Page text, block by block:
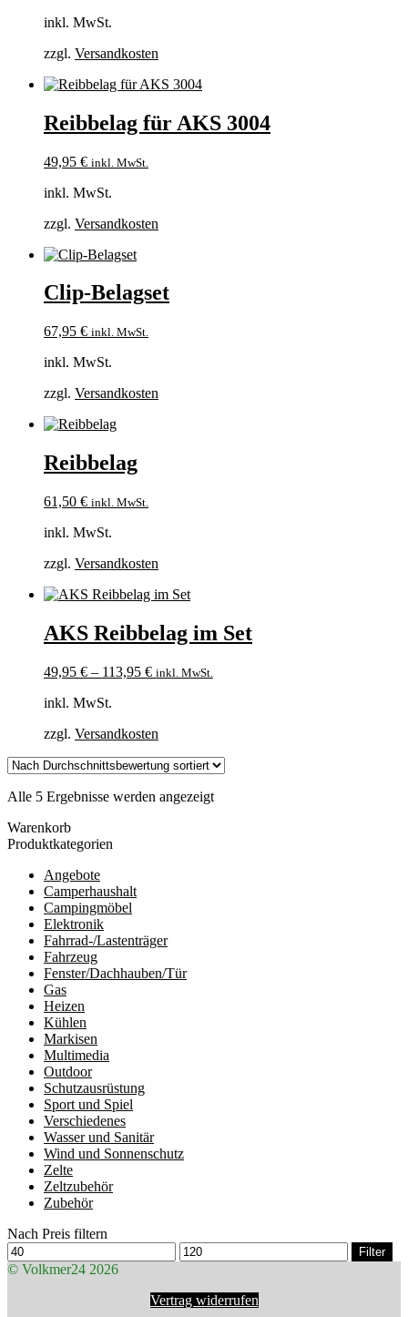
inkl. MwSt.
zzgl. Versandkosten
Reibbelag für AKS 3004
49,95 € inkl. MwSt.
inkl. MwSt.
zzgl. Versandkosten
Clip-Belagset
67,95 € inkl. MwSt.
inkl. MwSt.
zzgl. Versandkosten
Reibbelag
61,50 € inkl. MwSt.
inkl. MwSt.
zzgl. Versandkosten
AKS Reibbelag im Set
49,95 € – 113,95 € inkl. MwSt.
inkl. MwSt.
zzgl. Versandkosten
Alle 5 Ergebnisse werden angezeigtNach
Warenkorb
Produktkategorien
Angebote
Camperhaushalt
Campingmöbel
Elektronik
Fahrrad-/Lastenträger
Fahrzeug
Fenster/Dachhauben/Tür
Gas
Heizen
Kühlen
Markisen
Multimedia
Outdoor
Schutzausrüstung
Sport und Spiel
Verschiedenes
Wasser und Sanitär
Wind und Sonnenschutz
Zelte
Zeltzubehör
Zubehör
Nach Preis filtern
Min.
Preis
Max.
Preis
Filter
© Volkmer24 2026
Vertrag widerrufen